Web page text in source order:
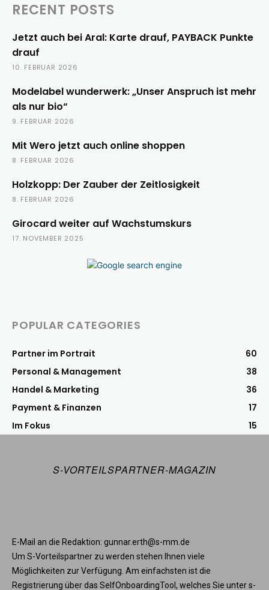
RECENT POSTS
Jetzt auch bei Aral: Karte drauf, PAYBACK Punkte
drauf
10. FEBRUAR 2026
Modelabel wunderwerk: „Unser Anspruch ist mehr
als nur bio“
9. FEBRUAR 2026
Mit Wero jetzt auch online shoppen
8. FEBRUAR 2026
Holzkopp: Der Zauber der Zeitlosigkeit
8. FEBRUAR 2026
Girocard weiter auf Wachstumskurs
17. NOVEMBER 2025
POPULAR CATEGORIES
Partner im Portrait
60
Personal & Management
38
Handel & Marketing
36
Payment & Finanzen
17
Im Fokus
15
S-VORTEILSPARTNER-MAGAZIN
E-Mail an die Redaktion: gunnar.erth@s-mm.de
Um S-Vorteilspartner zu werden stehen Ihnen viele
Möglichkeiten zur Verfügung. Am einfachsten ist die
Registrierung über das SelfOnboardingTool, welches Sie unter s-